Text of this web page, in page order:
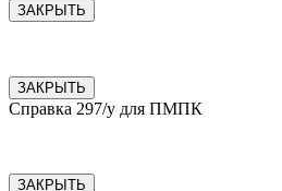
ЗАКРЫТЬ
ЗАКРЫТЬ
Справка 297/у для ПМПК
ЗАКРЫТЬ